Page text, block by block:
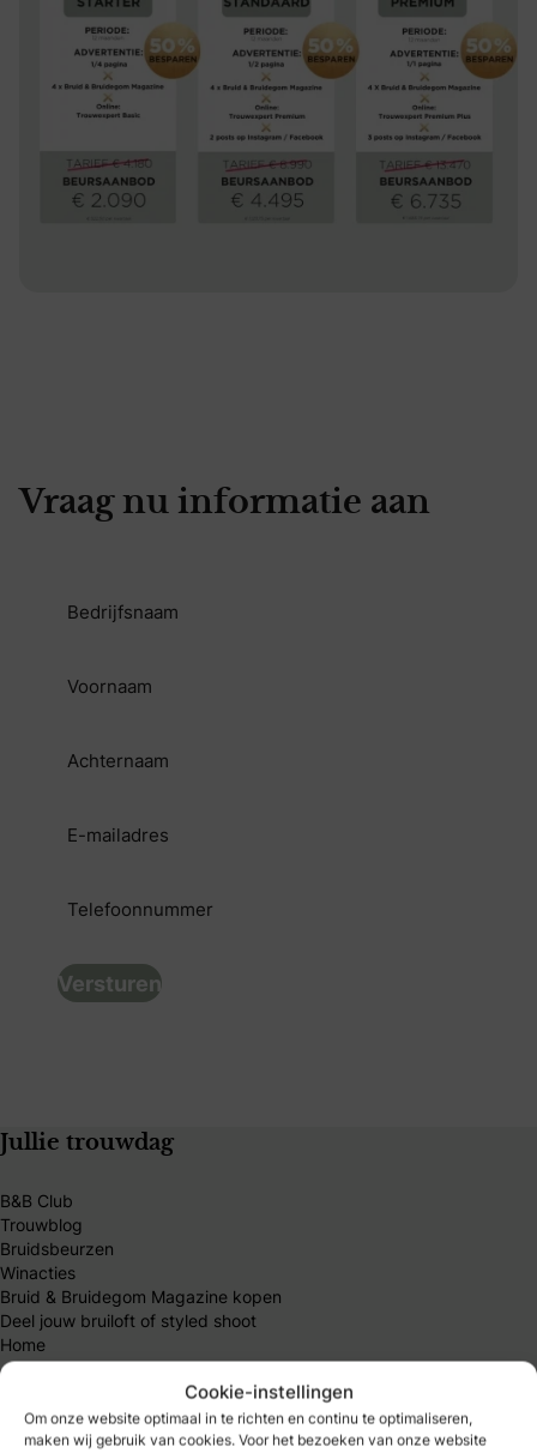
Cookie-instellingen
Om onze website optimaal in te richten en continu te optimaliseren,
maken wij gebruik van cookies. Voor het bezoeken van onze website
Vraag nu informatie aan
Geen
titel
Geen
titel
Geen
titel
E-
mailadres
Geen
titel
Jullie trouwdag
B&B Club
Trouwblog
Bruidsbeurzen
Winacties
Bruid & Bruidegom Magazine kopen
Deel jouw bruiloft of styled shoot
Home
Meest gelezen artikelen